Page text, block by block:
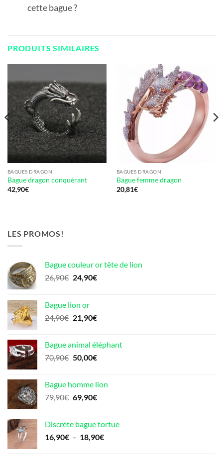
cette bague ?
PRODUITS SIMILAIRES
BAGUES DRAGON
Bague dragon conquérant
42,90€
BAGUES DRAGON
Bague femme dragon
20,81€
LES PROMOS!
Bague couleur or tête de lion
26,90€ Le
était :
26,90€.
24,90€Le
24,90€.
Bague lion or
24,90€ Le
était :
24,90€.
21,90€Le
est :
21,90€.
Bague animal éléphant
70,90€ Le
était :
70,90€.
50,00€Le
est :
50,00€.
Bague homme lion
79,90€ Le
était :
79,90€.
69,90€Le
est :
69,90€.
Discrète bague tortue
16,90€ – 18,90€Plage